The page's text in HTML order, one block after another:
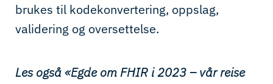
brukes til kodekonvertering, oppslag,
validering og oversettelse.
Les også «Egde om FHIR i 2023 – vår reise